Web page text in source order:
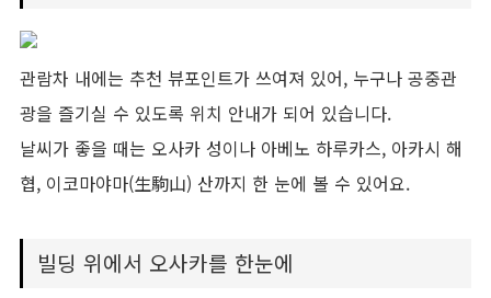
관람차 내에는 추천 뷰포인트가 쓰여져 있어, 누구나 공중관
광을 즐기실 수 있도록 위치 안내가 되어 있습니다.
날씨가 좋을 때는 오사카 성이나 아베노 하루카스, 아카시 해
협, 이코마야마(生駒山) 산까지 한 눈에 볼 수 있어요.
빌딩 위에서 오사카를 한눈에